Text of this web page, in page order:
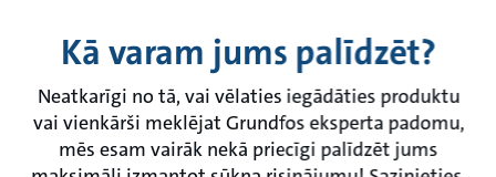
Kā varam jums palīdzēt?
Neatkarīgi no tā, vai vēlaties iegādāties produktu
vai vienkārši meklējat Grundfos eksperta padomu,
mēs esam vairāk nekā priecīgi palīdzēt jums